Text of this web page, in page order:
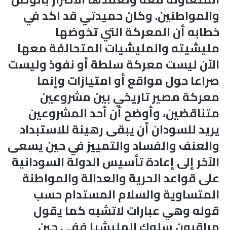
والمواطنين. وكان حميدتي قد اكد في
خطابه أن المعركة التي تخوضها
مليشيته والمليشيات المتحالفة معها
الآن ليست معركة سلطة أو نفوذ وليست
صراعا حول مواقع أو امتيازات وإنما
معركة مصير تاريخي بين مشروعين
متناقضين، وأوضح أن أحد المشروعين
يريد للسودان أن يبقى رهينة للاستبداد
والعنف والفساد والتمييز في حين يسعى
الآخر إلى إعادة تأسيس الدولة السودانية
على قواعد الحرية والعدالة والمواطنة
المتساوية والسلام المستدام حسب
قوله وهي عبارات لاتشبه كما يقول